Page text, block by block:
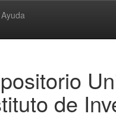
Ayuda
de